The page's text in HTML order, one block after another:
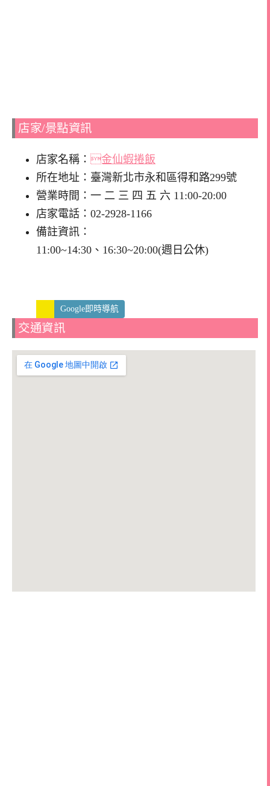
店家/景點資訊
店家名稱： 金仙蝦捲飯
所在地址：臺灣新北市永和區得和路299號
營業時間：一 二 三 四 五 六 11:00-20:00
店家電話：02-2928-1166
備註資訊：
11:00~14:30、16:30~20:00(週日公休)
Google即時導航
交通資訊